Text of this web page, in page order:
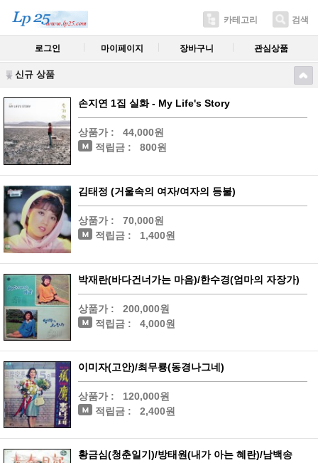
카테고리 검색
로그인 마이페이지 장바구니 관심상품
신규 상품
손지연 1집 실화 - My Life's Story
상품가 :
44,000원
적립금 :
800원
김태정 (거울속의 여자/여자의 등불)
상품가 :
70,000원
적립금 :
1,400원
박재란(바다건너가는 마음)/한수경(엄마의 자장가)
상품가 :
200,000원
적립금 :
4,000원
이미자(고안)/최무룡(동경나그네)
상품가 :
120,000원
적립금 :
2,400원
황금심(청춘일기)/방태원(내가 아는 혜란)/남백송